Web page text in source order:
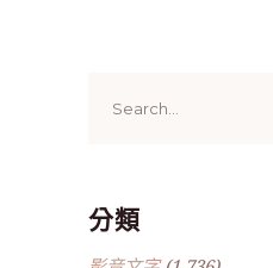
for:
分類